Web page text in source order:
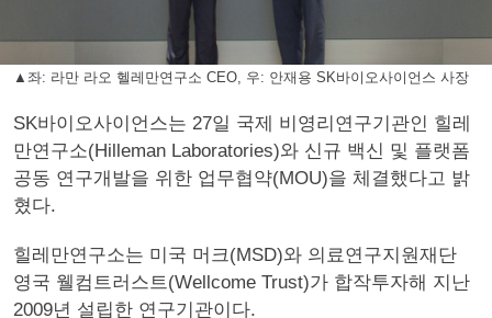
▲좌: 라만 라오 헬레만연구소 CEO, 우: 안재용 SK바이오사이언스 사장
SK바이오사이언스는 27일 국제 비영리연구기관인 힐레
만연구소(Hilleman Laboratories)와 신규 백신 및 플랫폼
공동 연구개발을 위한 업무협약(MOU)을 체결했다고 밝
혔다.
힐레만연구소는 미국 머크(MSD)와 의료연구지원재단
영국 웰컴트러스트(Wellcome Trust)가 합작투자해 지난
2009년 설립한 연구기관이다.